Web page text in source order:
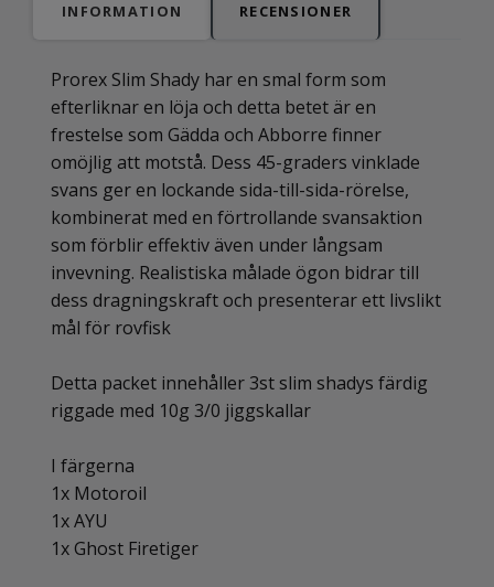
INFORMATION RECENSIONER
Prorex Slim Shady har en smal form som
efterliknar en löja och detta betet är en
frestelse som Gädda och Abborre finner
omöjlig att motstå. Dess 45-graders vinklade
svans ger en lockande sida-till-sida-rörelse,
kombinerat med en förtrollande svansaktion
som förblir effektiv även under långsam
invevning. Realistiska målade ögon bidrar till
dess dragningskraft och presenterar ett livslikt
mål för rovfisk
Detta packet innehåller 3st slim shadys färdig
riggade med 10g 3/0 jiggskallar
I färgerna
1x Motoroil
1x AYU
1x Ghost Firetiger